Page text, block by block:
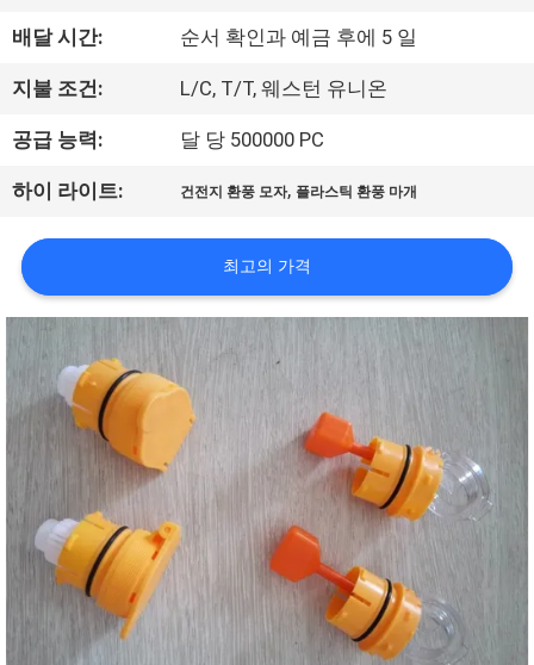
공
장
투
어
품
질
관
리
연
락
처
배달 시간: 순서 확인과 예금 후에 5 일
지불 조건: L/C, T/T, 웨스턴 유니온
공급 능력: 달 당 500000 PC
하이 라이트: 건전지 환풍 모자, 플라스틱 환풍 마개
최고의 가격